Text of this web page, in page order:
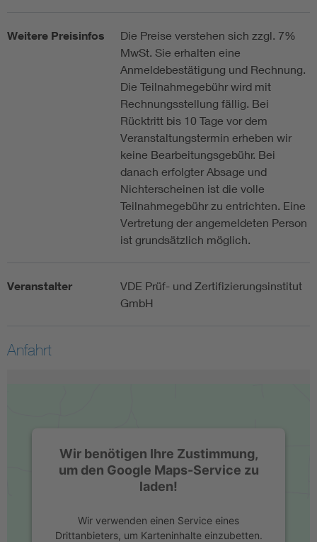
Weitere Preisinfos
Die Preise verstehen sich zzgl. 7%
MwSt. Sie erhalten eine
Anmeldebestätigung und Rechnung.
Die Teilnahmegebühr wird mit
Rechnungsstellung fällig. Bei
Rücktritt bis 10 Tage vor dem
Veranstaltungstermin erheben wir
keine Bearbeitungsgebühr. Bei
danach erfolgter Absage und
Nichterscheinen ist die volle
Teilnahmegebühr zu entrichten. Eine
Vertretung der angemeldeten Person
ist grundsätzlich möglich.
Veranstalter
VDE Prüf- und Zertifizierungsinstitut
GmbH
Anfahrt
Wir benötigen Ihre Zustimmung,
um den Google Maps-Service zu
laden!
Wir verwenden einen Service eines
Drittanbieters, um Karteninhalte einzubetten.